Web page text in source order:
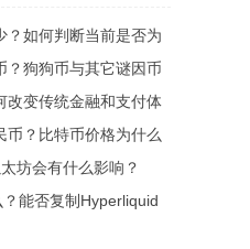
同之处？
？如何判断当前是否为
？狗狗币与其它谜因币
改变传统金融和支付体
币？比特币价格为什么
坊会有什么影响？
能否复制Hyperliquid